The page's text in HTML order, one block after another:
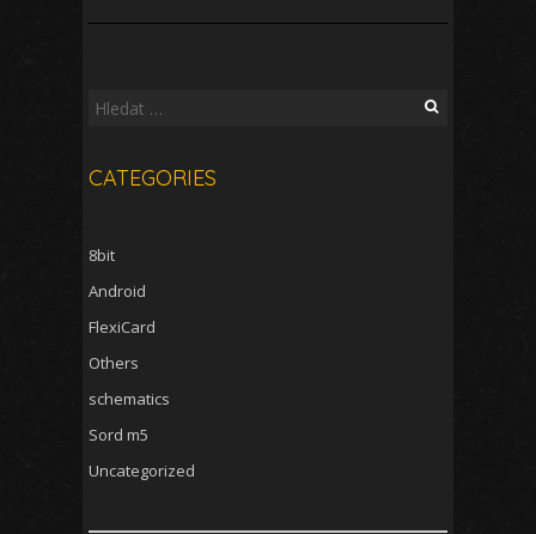
Vyhledávání
CATEGORIES
8bit
Android
FlexiCard
Others
schematics
Sord m5
Uncategorized